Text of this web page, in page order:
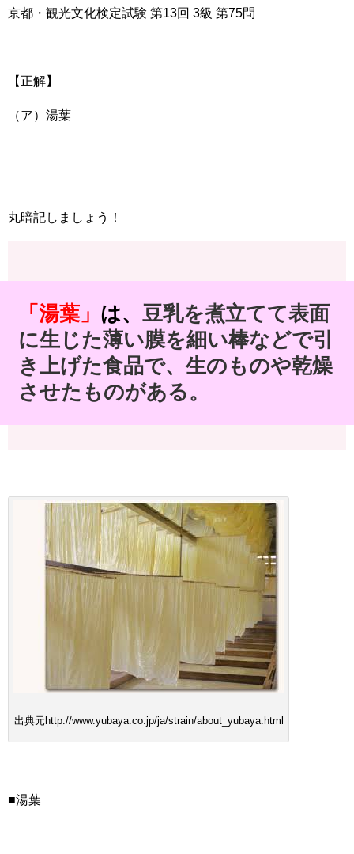
京都・観光文化検定試験 第13回 3級 第75問
【正解】
（ア）湯葉
丸暗記しましょう！
「湯葉」 は、 豆乳を煮立てて表面
に生じた薄い膜を細い棒などで引
き上げた食品で、生のものや乾燥
させたものがある。
出典元http://www.yubaya.co.jp/ja/strain/about_yubaya.html
■湯葉